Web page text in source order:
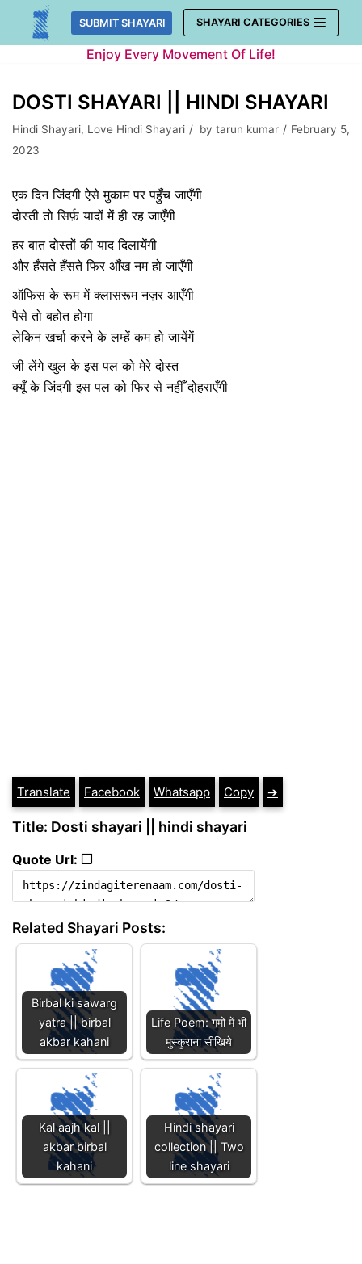
Skip
SUBMIT SHAYARI SHAYARI CATEGORIES
Enjoy Every Movement Of Life!
DOSTI SHAYARI || HINDI SHAYARI
Hindi Shayari, Love Hindi Shayari by tarun kumar
February 5,
2023
एक दिन जिंदगी ऐसे मुकाम पर पहुँच जाएँगी
दोस्ती तो सिर्फ़ यादों में ही रह जाएँगी
हर बात दोस्तों की याद दिलायेंगी
और हँसते हँसते फिर आँख नम हो जाएँगी
ऑफिस के रूम में क्लासरूम नज़र आएँगी
पैसे तो बहोत होगा
लेकिन खर्चा करने के लम्हें कम हो जायेंगें
जी लेंगे खुल के इस पल को मेरे दोस्त
क्यूँ के जिंदगी इस पल को फिर से नहीँ दोहराएँगी
Translate Facebook Whatsapp Copy ➔
Title: Dosti shayari || hindi shayari
Quote Url: ❐
Related Shayari Posts:
Birbal ki sawarg
yatra || birbal
akbar kahani
Life Poem: गमों में भी
मुस्कुराना सीखिये
Kal aajh kal ||
akbar birbal
kahani
Hindi shayari
collection || Two
line shayari